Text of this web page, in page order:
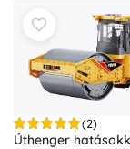
(2)
Úthenger